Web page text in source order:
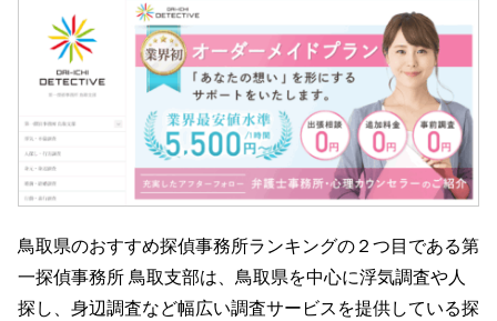
鳥取県のおすすめ探偵事務所ランキングの２つ目である第
一探偵事務所 鳥取支部は、鳥取県を中心に浮気調査や人
探し、身辺調査など幅広い調査サービスを提供している探